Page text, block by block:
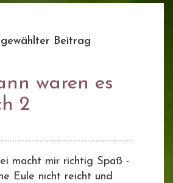
Beitrag
waren es
2
macht mir richtig Spaß -
Eule nicht reicht und